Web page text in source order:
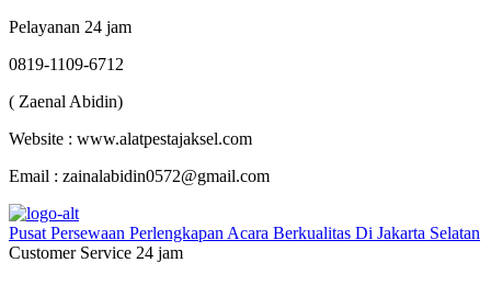
Pelayanan 24 jam
0819-1109-6712
( Zaenal Abidin)
Website : www.alatpestajaksel.com
Email : zainalabidin0572@gmail.com
Pusat Persewaan Perlengkapan Acara Berkualitas Di Jakarta Selatan
Customer Service 24 jam